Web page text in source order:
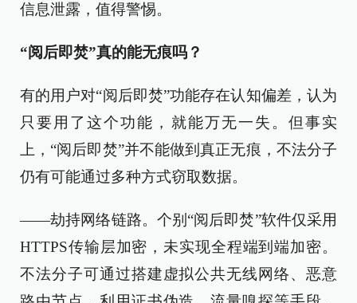
信息泄露，值得警惕。
“阅后即焚”真的能无痕吗？
有的用户对“阅后即焚”功能存在认知偏差，认为
只要用了这个功能，就能万无一失。但事实
上，“阅后即焚”并不能做到真正无痕，不法分子
仍有可能通过多种方式窃取数据。
——劫持网络链路。个别“阅后即焚”软件仅采用
HTTPS传输层加密，未实现全程端到端加密。
不法分子可通过搭建虚拟公共无线网络、恶意